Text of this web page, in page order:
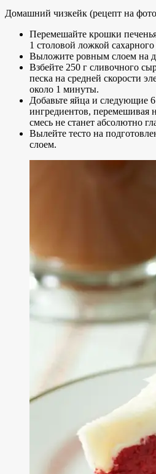
Домашний чизкейк (рецепт на
Перемешайте крошки
1 столовой ложкой сахарного
Выложите ровным слоем на
Взбейте 250 г сливочного
песка на средней скорости
около 1 минуты.
Добавьте яйца и следующие
ингредиентов, перемешивая
смесь не станет абсолютно
Вылейте тесто на
слоем.